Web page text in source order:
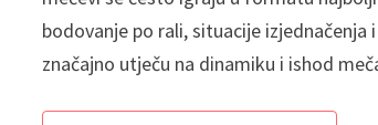
bodovanje po rali, situacije
značajno utječu na dinamiku i ishod